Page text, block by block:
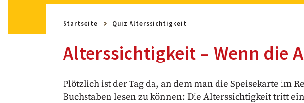
Startseite Quiz Alterssichtigkeit
Alterssichtigkeit – Wenn die
Plötzlich ist der Tag da, an dem man die Speisekarte im
Buchstaben lesen zu können: Die Alterssichtigkeit tritt